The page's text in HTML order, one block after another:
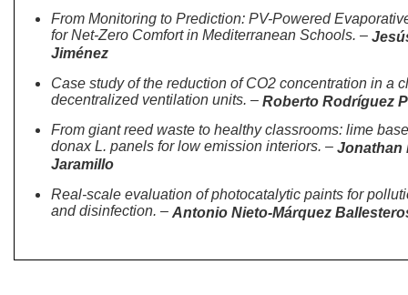
From Monitoring to Prediction: PV-Powered
for Net-Zero Comfort in Mediterranean Schools. –
Jiménez
Case study of the reduction of CO2 concentration in a
decentralized ventilation units. – Roberto Rodríguez
From giant reed waste to healthy classrooms: lime
donax L. panels for low emission interiors. – Jonathan
Jaramillo
Real-scale evaluation of photocatalytic paints for
and disinfection. – Antonio Nieto-Márquez